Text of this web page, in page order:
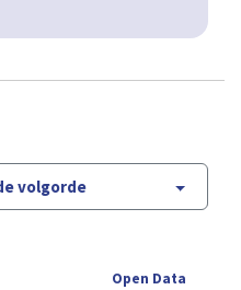
volgorde
Open Data